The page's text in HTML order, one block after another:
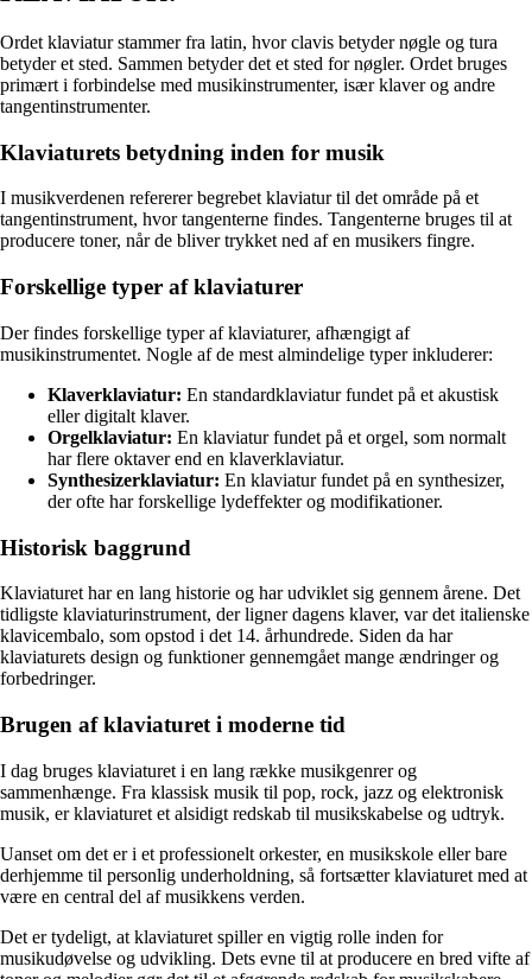
Ordet klaviatur stammer fra latin, hvor clavis betyder nøgle og tura
betyder et sted. Sammen betyder det et sted for nøgler. Ordet bruges
primært i forbindelse med musikinstrumenter, især klaver og andre
tangentinstrumenter.
Klaviaturets betydning inden for musik
I musikverdenen refererer begrebet klaviatur til det område på et
tangentinstrument, hvor tangenterne findes. Tangenterne bruges til at
producere toner, når de bliver trykket ned af en musikers fingre.
Forskellige typer af klaviaturer
Der findes forskellige typer af klaviaturer, afhængigt af
musikinstrumentet. Nogle af de mest almindelige typer inkluderer:
Klaverklaviatur: En standardklaviatur fundet på et akustisk
eller digitalt klaver.
Orgelklaviatur: En klaviatur fundet på et orgel, som normalt
har flere oktaver end en klaverklaviatur.
Synthesizerklaviatur: En klaviatur fundet på en synthesizer,
der ofte har forskellige lydeffekter og modifikationer.
Historisk baggrund
Klaviaturet har en lang historie og har udviklet sig gennem årene. Det
tidligste klaviaturinstrument, der ligner dagens klaver, var det italienske
klavicembalo, som opstod i det 14. århundrede. Siden da har
klaviaturets design og funktioner gennemgået mange ændringer og
forbedringer.
Brugen af klaviaturet i moderne tid
I dag bruges klaviaturet i en lang række musikgenrer og
sammenhænge. Fra klassisk musik til pop, rock, jazz og elektronisk
musik, er klaviaturet et alsidigt redskab til musikskabelse og udtryk.
Uanset om det er i et professionelt orkester, en musikskole eller bare
derhjemme til personlig underholdning, så fortsætter klaviaturet med at
være en central del af musikkens verden.
Det er tydeligt, at klaviaturet spiller en vigtig rolle inden for
musikudøvelse og udvikling. Dets evne til at producere en bred vifte af